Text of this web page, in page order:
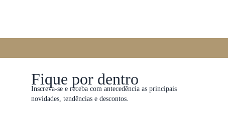
Fique por dentro
Inscreva-se e receba com antecedência as principais
novidades, tendências e descontos.